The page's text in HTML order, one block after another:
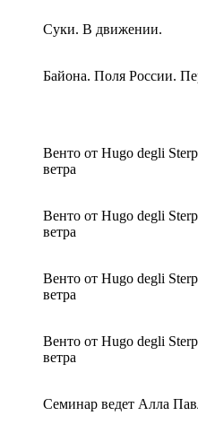
Суки. В движении.
Байона. Поля России.
Венто от Hugo degli
ветра
Венто от Hugo degli
ветра
Венто от Hugo degli
ветра
Венто от Hugo degli
ветра
Семинар ведет Алла